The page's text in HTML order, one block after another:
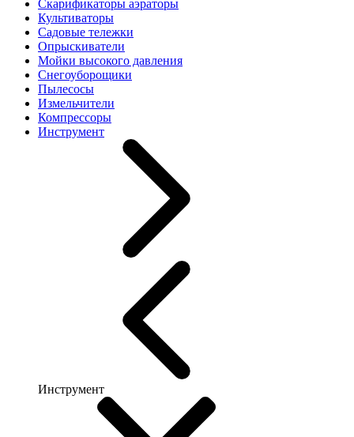
Скарификаторы аэраторы
Культиваторы
Садовые тележки
Опрыскиватели
Мойки высокого давления
Снегоуборощики
Пылесосы
Измельчители
Компрессоры
Инструмент
Инструмент